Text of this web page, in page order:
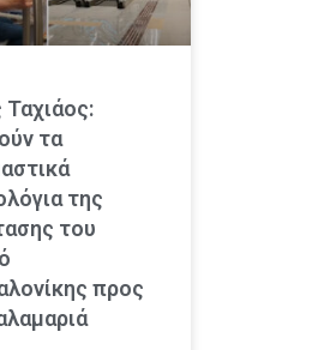
Ταχιάος:
τα
της
του
προς